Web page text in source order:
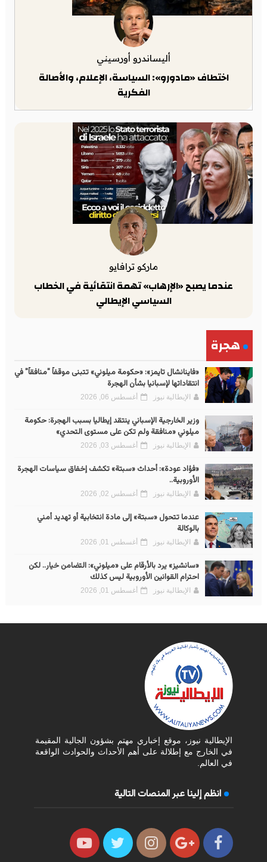
أليساندرو أورسيني
اختطاف «مادورو»: السياسة، الإعلام، والأصالة
الفكرية
ماركو ترافايو
عندما يصبح «الإرهاب» تهمة انتقائية في الخطاب
السياسي الإيطالي
هجرة
«فاينانشال تايمز»: «حكومة ميلوني» تتبنى موقفاً "منافقاً" في
انتقاداتها لإسبانيا بشأن الهجرة
الإيطالية نيوز أغسطس 06, 2026
وزير الخارجية الإسباني ينتقد إيطاليا بسبب الهجرة: حكومة
ميلوني «منافقة ولم تكن على مستوى التحدي»
الإيطالية نيوز أغسطس 03, 2026
«فؤاد عودة»: أحداث «سبتة» تكشف إخفاق سياسات الهجرة
الأوروبية..
الإيطالية نيوز أغسطس 02, 2026
عندما تتحول «سبتة» إلى مادة انتخابية أو تهديد أمني
بالوكالة
الإيطالية نيوز أغسطس 01, 2026
«سانشيز» يرد بالأرقام على «ميلوني»: التضامن خيار.. لكن
احترام القوانين الأوروبية ليس كذلك
الإيطالية نيوز أغسطس 01, 2026
الإيطالية نيوز، موقع إخباري مهتم بشؤون الجالية المقيمة
في الخارج مع إطلالة على أهم الأحداث والحوادث الواقعة
في العالم.
انظم إلينا عبر المنصات التالية